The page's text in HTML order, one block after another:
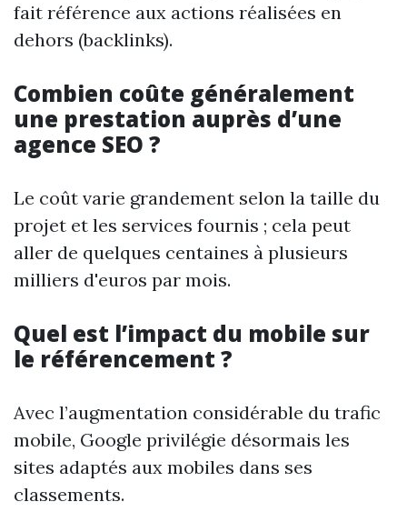
fait référence aux actions réalisées en
dehors (backlinks).
Combien coûte généralement
une prestation auprès d’une
agence SEO ?
Le coût varie grandement selon la taille du
projet et les services fournis ; cela peut
aller de quelques centaines à plusieurs
milliers d'euros par mois.
Quel est l’impact du mobile sur
le référencement ?
Avec l’augmentation considérable du trafic
mobile, Google privilégie désormais les
sites adaptés aux mobiles dans ses
classements.